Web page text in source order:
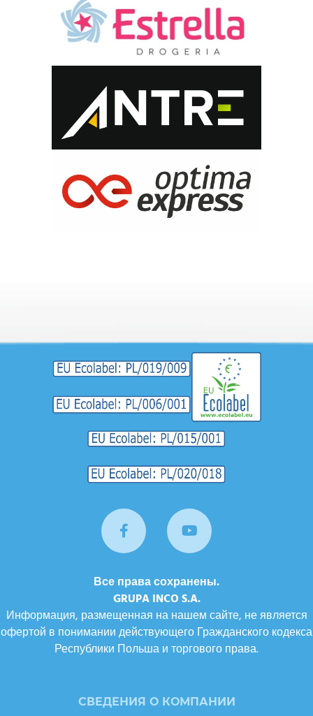
Все права сохранены.
GRUPA INCO S.A.
Информация, размещенная на нашем сайте, не является
офертой в понимании действующего Гражданского кодекса
Республики Польша и торгового права.
СВЕДЕНИЯ О КОМПАНИИ